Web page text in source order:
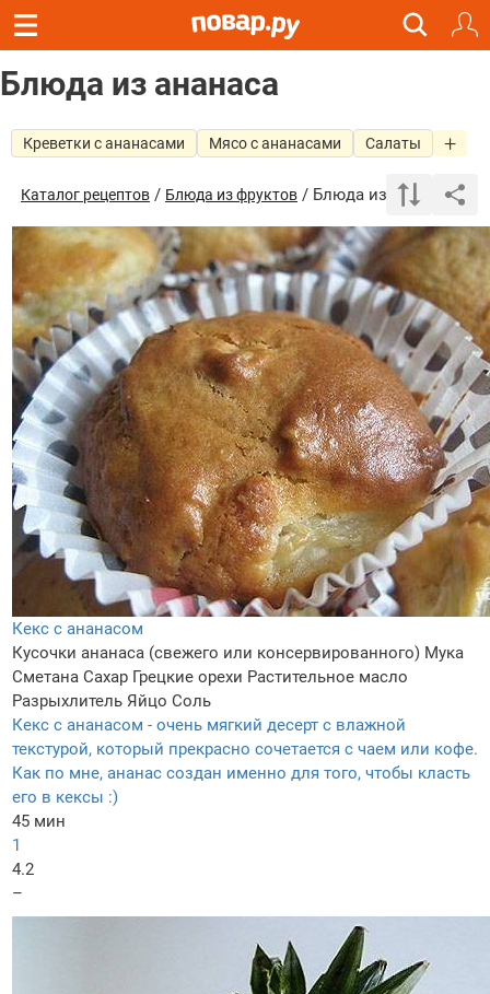
Блюда из ананаса
Креветки с ананасами Мясо с ананасами Салаты
Каталог рецептов / Блюда из фруктов / Блюда из ананаса
Кекс с ананасом
Кусочки ананаса (свежего или консервированного) Мука
Сметана Сахар Грецкие орехи Растительное масло
Разрыхлитель Яйцо Соль
Кекс с ананасом - очень мягкий десерт с влажной
текстурой, который прекрасно сочетается с чаем или кофе.
Как по мне, ананас создан именно для того, чтобы класть
его в кексы :)
45 мин
1
4.2
–